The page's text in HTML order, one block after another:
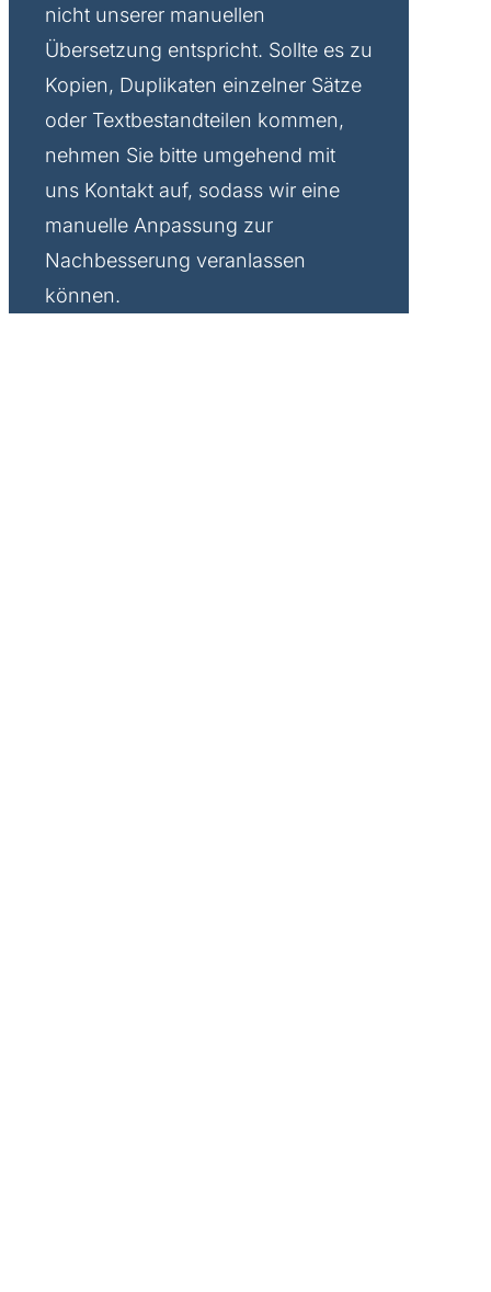
nicht unserer manuellen
Übersetzung entspricht. Sollte es zu
Kopien, Duplikaten einzelner Sätze
oder Textbestandteilen kommen,
nehmen Sie bitte umgehend mit
uns Kontakt auf, sodass wir eine
manuelle Anpassung zur
Nachbesserung veranlassen
können.